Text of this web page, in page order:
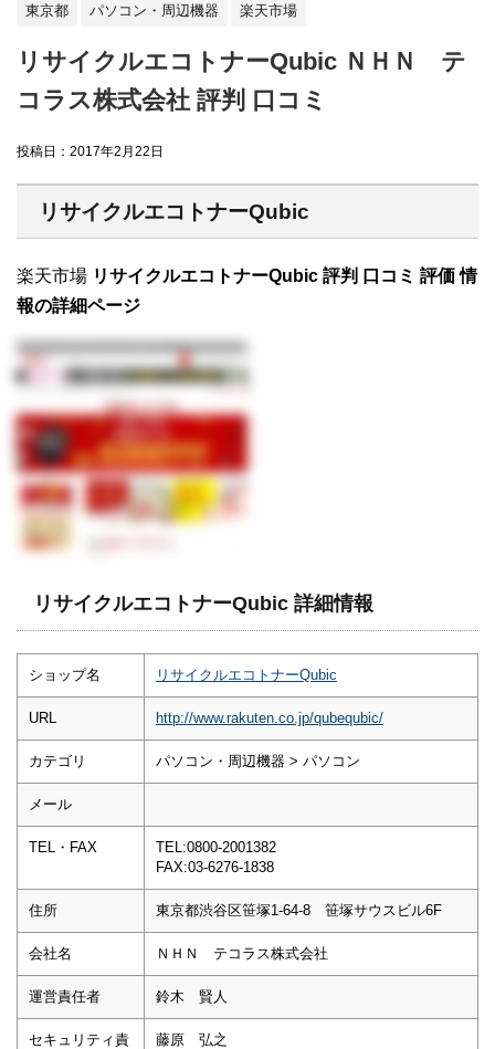
東京都 パソコン・周辺機器 楽天市場
リサイクルエコトナーQubic ＮＨＮ テ
コラス株式会社 評判 口コミ
投稿日： 2017年2月22日
リサイクルエコトナーQubic
楽天市場 リサイクルエコトナーQubic 評判 口コミ 評価 情
報の詳細ページ
リサイクルエコトナーQubic 詳細情報
ショップ名 リサイクルエコトナーQubic
URL http://www.rakuten.co.jp/qubequbic/
カテゴリ パソコン・周辺機器 > パソコン
メール
TEL・FAX
TEL:0800-2001382
FAX:03-6276-1838
住所 東京都渋谷区笹塚1-64-8 笹塚サウスビル6F
会社名 ＮＨＮ テコラス株式会社
運営責任者 鈴木 賢人
セキュリティ責
藤原 弘之